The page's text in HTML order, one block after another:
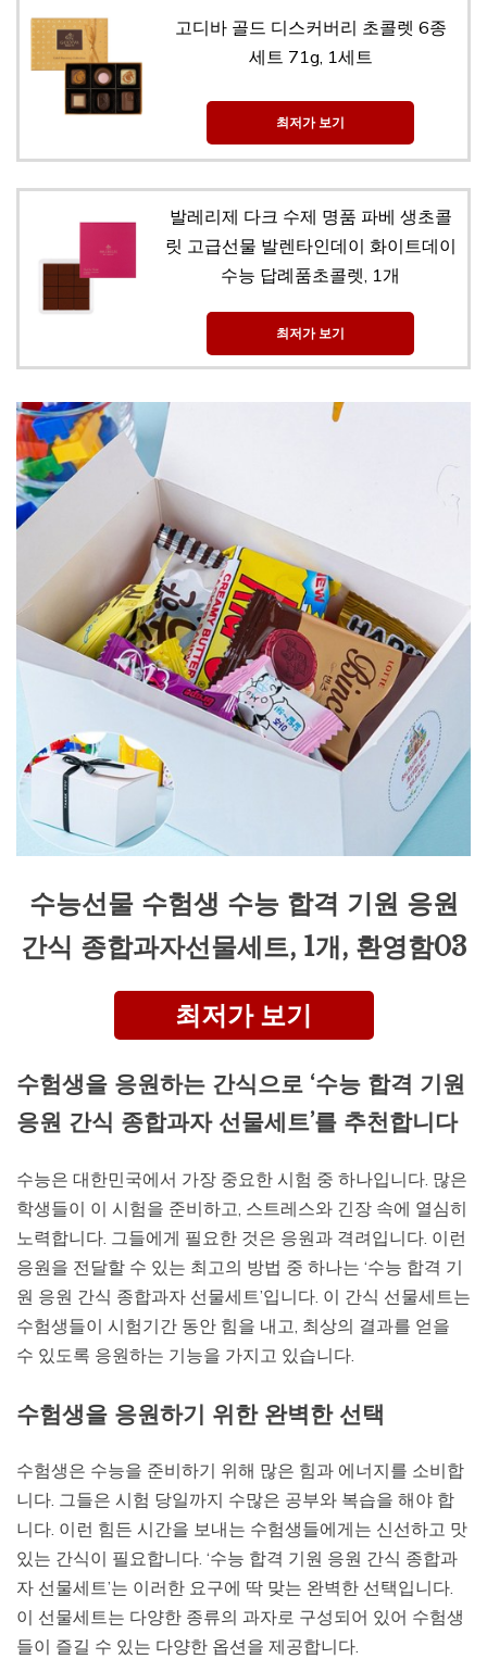
고디바 골드 디스커버리 초콜렛 6종
세트 71g, 1세트
최저가 보기
발레리제 다크 수제 명품 파베 생초콜
릿 고급선물 발렌타인데이 화이트데이
수능 답례품초콜렛, 1개
최저가 보기
수능선물 수험생 수능 합격 기원 응원
간식 종합과자선물세트, 1개, 환영함03
최저가 보기
수험생을 응원하는 간식으로 ‘수능 합격 기원
응원 간식 종합과자 선물세트’를 추천합니다
수능은 대한민국에서 가장 중요한 시험 중 하나입니다. 많은
학생들이 이 시험을 준비하고, 스트레스와 긴장 속에 열심히
노력합니다. 그들에게 필요한 것은 응원과 격려입니다. 이런
응원을 전달할 수 있는 최고의 방법 중 하나는 ‘수능 합격 기
원 응원 간식 종합과자 선물세트’입니다. 이 간식 선물세트는
수험생들이 시험기간 동안 힘을 내고, 최상의 결과를 얻을
수 있도록 응원하는 기능을 가지고 있습니다.
수험생을 응원하기 위한 완벽한 선택
수험생은 수능을 준비하기 위해 많은 힘과 에너지를 소비합
니다. 그들은 시험 당일까지 수많은 공부와 복습을 해야 합
니다. 이런 힘든 시간을 보내는 수험생들에게는 신선하고 맛
있는 간식이 필요합니다. ‘수능 합격 기원 응원 간식 종합과
자 선물세트’는 이러한 요구에 딱 맞는 완벽한 선택입니다.
이 선물세트는 다양한 종류의 과자로 구성되어 있어 수험생
들이 즐길 수 있는 다양한 옵션을 제공합니다.